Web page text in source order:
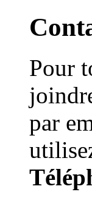
Pour
par